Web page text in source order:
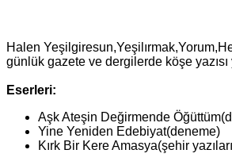
Halen
günlük gazete ve dergilerde köşe yazısı
Eserleri:
Aşk Ateşin Değirmende
Yine Yeniden Edebiyat(deneme)
Kırk Bir Kere Amasya(şehir